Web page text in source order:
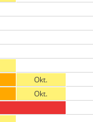
Okt.
Okt.